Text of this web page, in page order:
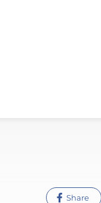
Share